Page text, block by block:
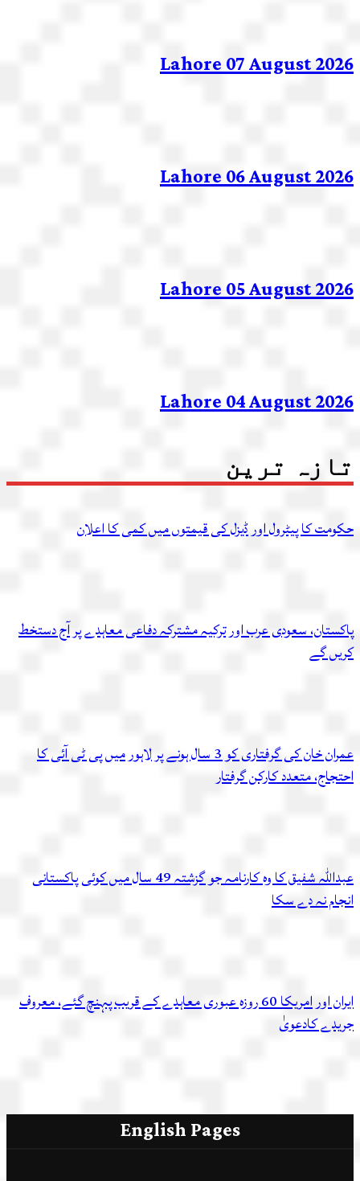
Lahore 07 August 2026
Lahore 06 August 2026
Lahore 05 August 2026
Lahore 04 August 2026
تازہ ترین
حکومت کا پیٹرول اور ڈیزل کی قیمتوں میں کمی کا اعلان
پاکستان، سعودی عرب اور ترکیہ مشترکہ دفاعی معاہدے پر آج دستخط
کریں گے
عمران خان کی گرفتاری کو 3 سال ہونے پر لاہور میں پی ٹی آئی کا
احتجاج، متعدد کارکن گرفتار
عبداللہ شفیق کا وہ کارنامہ جو گزشتہ 49 سال میں کوئی پاکستانی
انجام نہ دے سکا
ایران اور امریکا 60 روزہ عبوری معاہدے کے قریب پہنچ گئے، معروف
جریدے کادعویٰ
English Pages